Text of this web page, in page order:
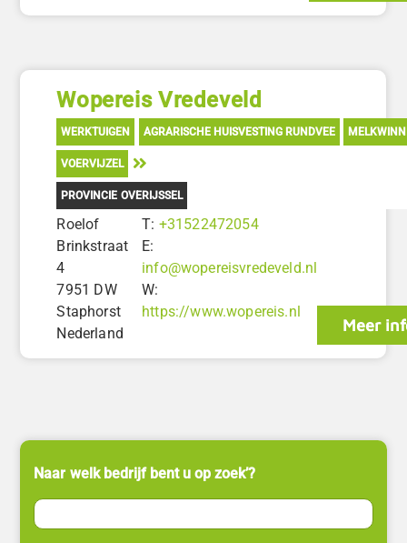
Wopereis Vredeveld
WERKTUIGEN AGRARISCHE HUISVESTING RUNDVEE
VOERVIJZEL
PROVINCIE OVERIJSSEL
Roelof
Brinkstraat
4
7951 DW
Staphorst
Nederland
T: +31522472054
E:
info@wopereisvredeveld.nl
W:
https://www.wopereis.nl
Meer
Naar welk bedrijf bent u op zoek’?